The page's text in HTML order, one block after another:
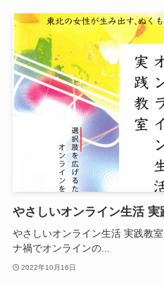
やさしいオンライン生活 実
やさしいオンライン生活 実践教
ナ禍でオンラインの...
2022年10月16日